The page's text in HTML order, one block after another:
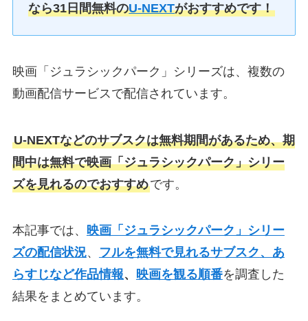
なら31日間無料のU-NEXTがおすすめです！
映画「ジュラシックパーク」シリーズは、複数の
動画配信サービスで配信されています。
U-NEXTなどのサブスクは無料期間があるため、期
間中は無料で映画「ジュラシックパーク」シリー
ズを見れるのでおすすめです。
本記事では、 映画「ジュラシックパーク」シリー
ズの配信状況、 フルを無料で見れるサブスク、 あ
らすじなど作品情報、 映画を観る順番を調査した
結果をまとめています。